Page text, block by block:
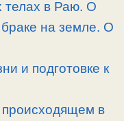
телах в Раю. О
на земле. О
и подготовке к
в